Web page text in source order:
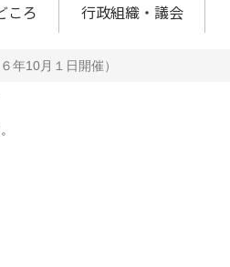
ころ 行政組織・議会
年10月１日開催）